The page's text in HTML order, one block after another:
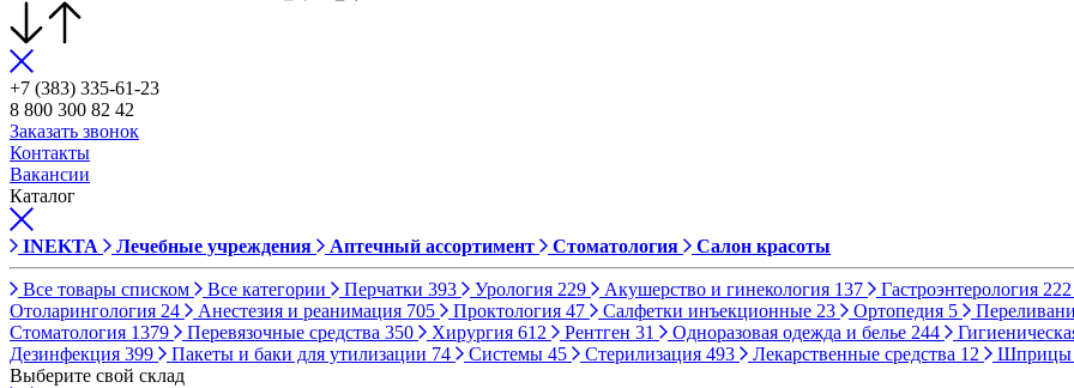
+7 (383) 335-61-23
8 800 300 82 42
Заказать звонок
Контакты
Вакансии
Каталог
INEKTA Лечебные учреждения Аптечный ассортимент Стоматология Салон красоты
Все товары списком Все категории Перчатки 393 Урология 229 Акушерство и гинекология 137 Гастроэнтерология 222
Отоларингология 24 Анестезия и реанимация 705 Проктология 47 Салфетки инъекционные 23 Ортопедия 5
Стоматология 1379 Перевязочные средства 350 Хирургия 612 Рентген 31 Одноразовая одежда и белье 244
Дезинфекция 399 Пакеты и баки для утилизации 74 Системы 45 Стерилизация 493 Лекарственные средства 12
Выберите свой склад